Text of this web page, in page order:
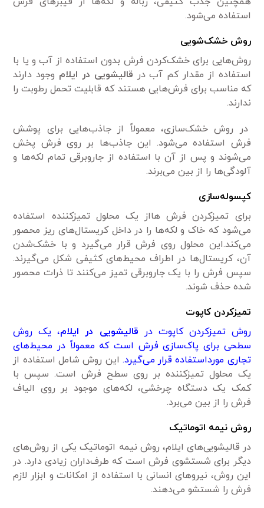
استفاده می‌شود.
روش خشک‌شویی
روش‌هایی برای خشک‌کردن فرش بدون استفاده از آب و یا با
استفاده از مقدار کم آب در قالیشویی در ایلام وجود دارند
که مناسب برای فرش‌هایی هستند که قابلیت تحمل رطوبت را
ندارند.
در روش خشک‌سازی، معمولاً از جاذب‌هایی برای پوشش
فرش استفاده می‌شود. این جاذب‌ها بر روی فرش پخش
می‌شوند و پس از آن با استفاده از جاروبرقی تمام لکه‌ها و
آلودگی‌ها را از بین می‌برند.
کپسوله‌سازی
برای تمیزکردن فرش هااز یک محلول تمیزکننده استفاده
می‌شود که خاک و لکه‌ها را در داخل کریستال‌های ریز محصور
می‌کند.این محلول روی فرش قرار می‌گیرد و با خشک‌شدن
آن، کریستال‌ها در اطراف محیط‌های کثیفی شکل می‌گیرند.
سپس فرش را با یک جاروبرقی تمیز می‌کنند تا ذرات محصور
شده حذف شوند.
تمیزکردن کاپوت
روش تمیزکردن کاپوت در قالیشویی در ایلام، یک روش
سطحی برای پاک‌سازی فرش است که معمولاً در محیط‌های
تجاری مورداستفاده قرار می‌گیرد. این روش شامل استفاده از
یک محلول تمیزکننده بر روی سطح فرش است. سپس با
کمک یک دستگاه چرخشی، لکه‌های موجود بر روی الیاف
فرش را از بین می‌برد.
روش نیمه اتوماتیک
در قالیشویی‌های ایلام، روش نیمه اتوماتیک یکی از روش‌های
دیگر برای شستشوی فرش است که طرف‌داران زیادی دارد. در
این روش، نیروهای انسانی با استفاده از امکانات و ابزار لازم
فرش را شستشو می‌دهند.